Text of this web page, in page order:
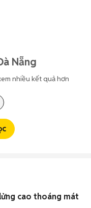
Nẵng
nhiều kết quả hơn
cao thoáng mát